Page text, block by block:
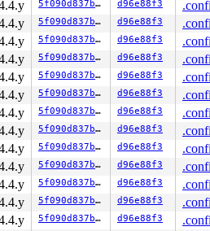
5f090d837b1f d96e88f3
5f090d837b1f d96e88f3
5f090d837b1f d96e88f3
5f090d837b1f d96e88f3
5f090d837b1f d96e88f3
5f090d837b1f d96e88f3
5f090d837b1f d96e88f3
5f090d837b1f d96e88f3
5f090d837b1f d96e88f3
5f090d837b1f d96e88f3
5f090d837b1f d96e88f3
5f090d837b1f d96e88f3
5f090d837b1f d96e88f3